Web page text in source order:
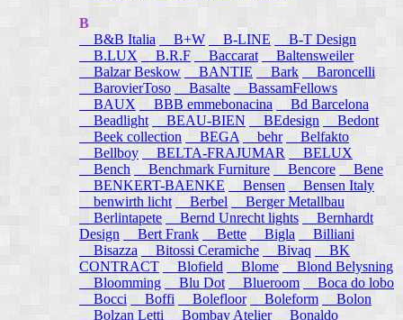
B
B&B Italia
B+W B-LINE
B-T Design
B.LUX
B.R.F Baccarat
Baltensweiler
Balzar Beskow
BANTIE Bark
Baroncelli
BarovierToso
Basalte
BassamFellows
BAUX
BBB emmebonacina
Bd Barcelona
Beadlight
BEAU-BIEN BEdesign
Bedont
Beek collection
BEGA behr
Belfakto
Bellboy
BELTA-FRAJUMAR
BELUX
Bench
Benchmark Furniture Bencore
Bene
BENKERT-BAENKE
Bensen
Bensen Italy
benwirth licht
Berbel
Berger Metallbau
Berlintapete
Bernd Unrecht lights
Bernhardt
Design
Bert Frank Bette Bigla
Billiani
Bisazza
Bitossi Ceramiche Bivaq
BK
CONTRACT
Blofield Blome Blond Belysning
Bloomming
Blu Dot Blueroom
Boca do lobo
Bocci
Boffi Bolefloor Boleform
Bolon
Bolzan Letti
Bombay Atelier
Bonaldo